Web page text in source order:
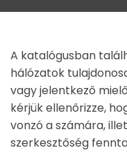
A katalógusban
hálózatok
vagy jelentkező
kérjük ellenőrizze,
vonzó a számára,
szerkesztőség